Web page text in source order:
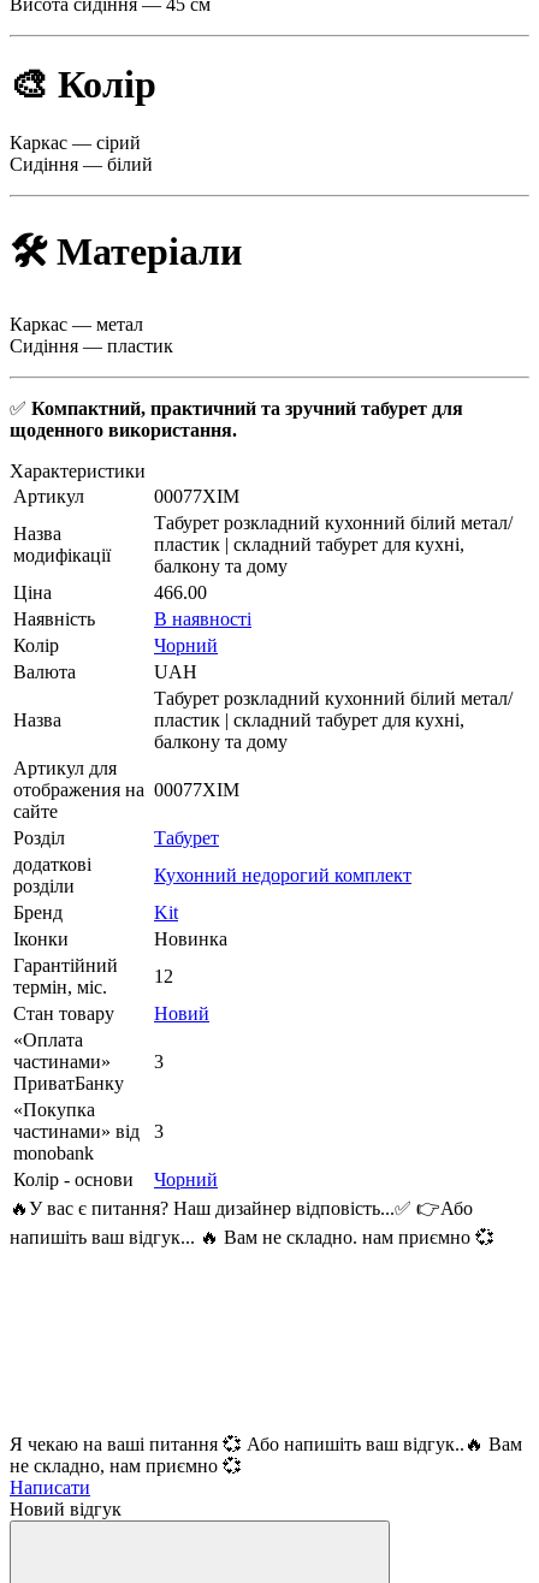
🎨 Колір
Каркас — сірий
Сидіння — білий
🛠 Матеріали
Каркас — метал
Сидіння — пластик
✅ Компактний, практичний та зручний табурет для
щоденного використання.
Характеристики
Артикул
00077XIM
Назва
модифікації
Табурет розкладний кухонний білий метал/
пластик | складний табурет для кухні,
балкону та дому
Ціна
466.00
Наявність
В наявності
Колір
Чорний
Валюта
UAH
Назва
Табурет розкладний кухонний білий метал/
пластик | складний табурет для кухні,
балкону та дому
Артикул для
отображения на
сайте
00077XIM
Розділ
Табурет
додаткові
розділи
Кухонний недорогий комплект
Бренд
Kit
Іконки
Новинка
Гарантійний
термін, міс.
12
Стан товару
Новий
«Оплата
частинами»
ПриватБанку
3
«Покупка
частинами» від
monobank
3
Колір - основи
Чорний
🔥У вас є питання? Наш дизайнер відповість...✅ 👉Або
напишіть ваш відгук... 🔥 Вам не складно. нам приємно 💞
Я чекаю на ваші питання 💞 Або напишіть ваш відгук..🔥 Вам
не складно, нам приємно 💞
Написати
Новий відгук